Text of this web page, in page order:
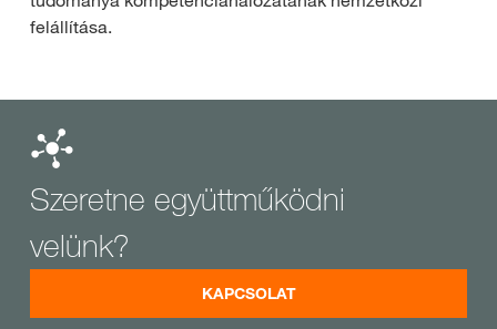
felállítása.
Szeretne együttműködni
velünk?
KAPCSOLAT